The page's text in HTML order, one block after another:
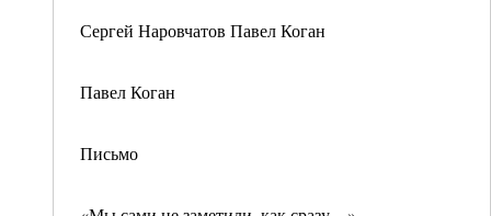
Сергей Наровчатов Павел Коган
Павел Коган
Письмо